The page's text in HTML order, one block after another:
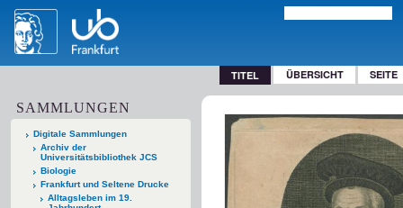
TITEL ÜBERSICHT SEITE
SAMMLUNGEN
Digitale Sammlungen
Archiv der
Universitätsbibliothek JCS
Biologie
Frankfurt und Seltene Drucke
Alltagsleben im 19.